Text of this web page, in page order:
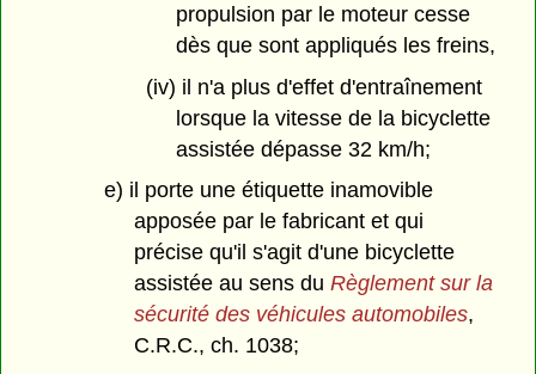
propulsion par le moteur cesse
dès que sont appliqués les freins,
(iv) il n'a plus d'effet d'entraînement
lorsque la vitesse de la bicyclette
assistée dépasse 32 km/h;
e) il porte une étiquette inamovible
apposée par le fabricant et qui
précise qu'il s'agit d'une bicyclette
assistée au sens du Règlement sur la
sécurité des véhicules automobiles,
C.R.C., ch. 1038;